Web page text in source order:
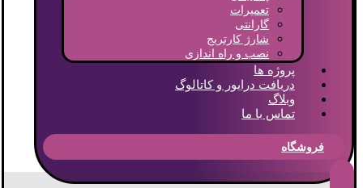
تعمیرات
گارانتی
شارژ کارتریج
نصب و راه اندازی
پروژه ها
دریافت درایور و کاتالوگ
وبلاگ
تماس با ما
فروشگاه